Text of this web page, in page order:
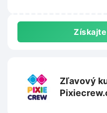
Zľavový